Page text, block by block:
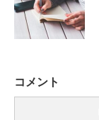
コメント